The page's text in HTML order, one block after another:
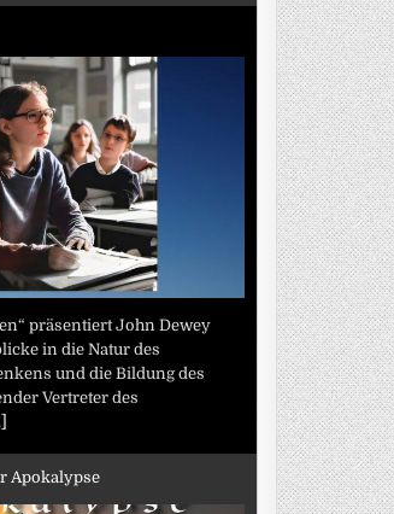
präsentiert John Dewey
in die Natur des
und die Bildung des
Vertreter des
Apokalypse